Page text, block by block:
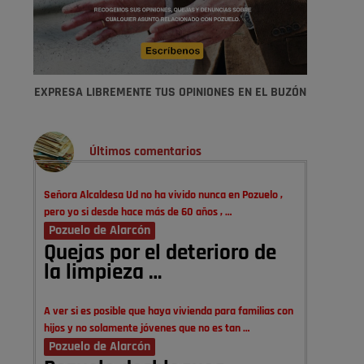
EXPRESA LIBREMENTE TUS OPINIONES EN EL BUZÓN
Últimos comentarios
Señora Alcaldesa Ud no ha vivido nunca en Pozuelo ,
pero yo si desde hace más de 60 años , …
Pozuelo de Alarcón
Quejas por el deterioro de
la limpieza …
A ver si es posible que haya vivienda para familias con
hijos y no solamente jóvenes que no es tan …
Pozuelo de Alarcón